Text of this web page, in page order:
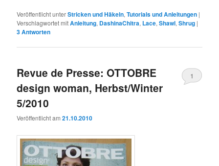
Veröffentlicht unterStricken und Häkeln,Tutorials und Anleitungen |
Verschlagwortet mitAnleitung, DashinaChitra, Lace,Shawl,Shrug |
3Antworten
Revue de Presse: OTTOBRE
design woman, Herbst/Winter
5/2010
Veröffentlicht am21.10.2010
1